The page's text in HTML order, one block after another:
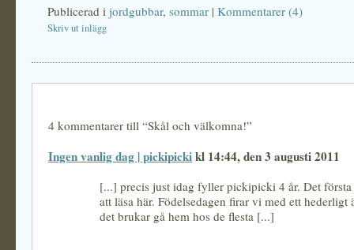
Publicerad i jordgubbar, sommar | Kommentarer (4)
Skriv ut inlägg
4 kommentarer till “Skål och välkomna!”
Ingen vanlig dag | pickipickikl 14:44, den 3 augusti 2011
[...] precis just idag fyller pickipicki 4 år. Det
att läsa här. Födelsedagen firar vi med ett hederligt
det brukar gå hem hos de flesta [...]